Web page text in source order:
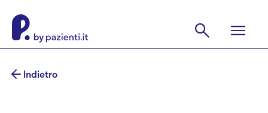
Indietro